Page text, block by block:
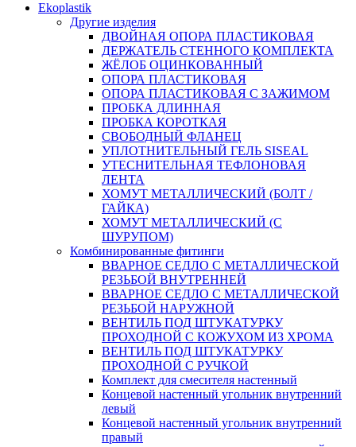
Ekoplastik
Другие изделия
ДВОЙНАЯ ОПОРА ПЛАСТИКОВАЯ
ДЕРЖАТЕЛЬ СТЕННОГО КОМПЛЕКТА
ЖЁЛОБ ОЦИНКОВАННЫЙ
ОПОРА ПЛАСТИКОВАЯ
ОПОРА ПЛАСТИКОВАЯ С ЗАЖИМОМ
ПРОБКА ДЛИННАЯ
ПРОБКА КОРОТКАЯ
СВОБОДНЫЙ ФЛАНЕЦ
УПЛОТНИТЕЛЬНЫЙ ГЕЛЬ SISEAL
УТЕСНИТЕЛЬНАЯ ТЕФЛОНОВАЯ
ЛЕНТА
ХОМУТ МЕТАЛЛИЧЕСКИЙ (БОЛТ /
ГАЙКА)
ХОМУТ МЕТАЛЛИЧЕСКИЙ (С
ШУРУПОМ)
Комбинированные фитинги
ВВАРНОЕ СЕДЛО С МЕТАЛЛИЧЕСКОЙ
РЕЗЬБОЙ ВНУТРЕННЕЙ
ВВАРНОЕ СЕДЛО С МЕТАЛЛИЧЕСКОЙ
РЕЗЬБОЙ НАРУЖНОЙ
ВЕНТИЛЬ ПОД ШТУКАТУРКУ
ПРОХОДНОЙ С КОЖУХОМ ИЗ ХРОМА
ВЕНТИЛЬ ПОД ШТУКАТУРКУ
ПРОХОДНОЙ С РУЧКОЙ
Комплект для смесителя настенный
Концевой настенный угольник внутренний
левый
Концевой настенный угольник внутренний
правый